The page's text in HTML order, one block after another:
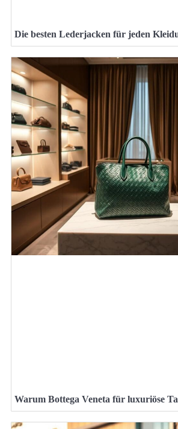
Die besten Lederjacken für jeden
Warum Bottega Veneta für luxuriöse